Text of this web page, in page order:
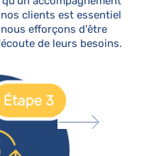
clients est essentiel
efforçons d'être
de leurs besoins.